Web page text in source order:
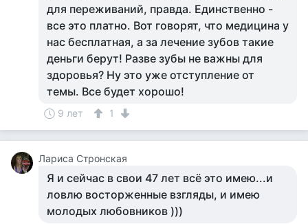
для переживаний, правда. Единственно -
все это платно. Вот говорят, что медицина у
нас бесплатная, а за лечение зубов такие
деньги берут! Разве зубы не важны для
здоровья? Ну это уже отступление от
темы. Все будет хорошо!
9 лет 1
Лариса Стронская
Я и сейчас в свои 47 лет всё это имею...и
ловлю восторженные взгляды, и имею
молодых любовников )))